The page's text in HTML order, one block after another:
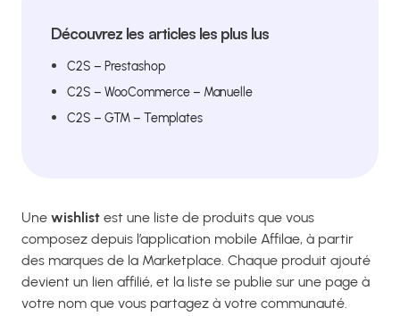
Découvrez les articles les plus lus
C2S – Prestashop
C2S – WooCommerce – Manuelle
C2S – GTM – Templates
Une wishlist est une liste de produits que vous
composez depuis l’application mobile Affilae, à partir
des marques de la Marketplace. Chaque produit ajouté
devient un lien affilié, et la liste se publie sur une page à
votre nom que vous partagez à votre communauté.